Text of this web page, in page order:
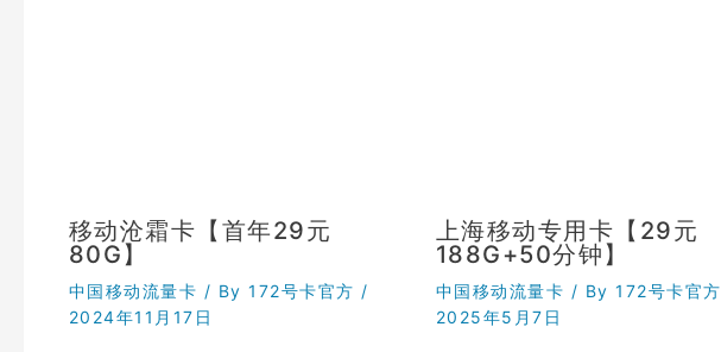
移动沧霜卡【首年29元
80G】
中国移动流量卡 / By 172号卡官方 /
2024年11月17日
上海移动专用卡【29元
188G+50分钟】
中国移动流量卡 / By172号卡官方
2025年5月7日